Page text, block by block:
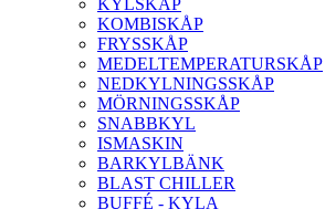
KYLSKÅP
KOMBISKÅP
FRYSSKÅP
MEDELTEMPERATURSKÅP
NEDKYLNINGSSKÅP
MÖRNINGSSKÅP
SNABBKYL
ISMASKIN
BARKYLBÄNK
BLAST CHILLER
BUFFÉ - KYLA